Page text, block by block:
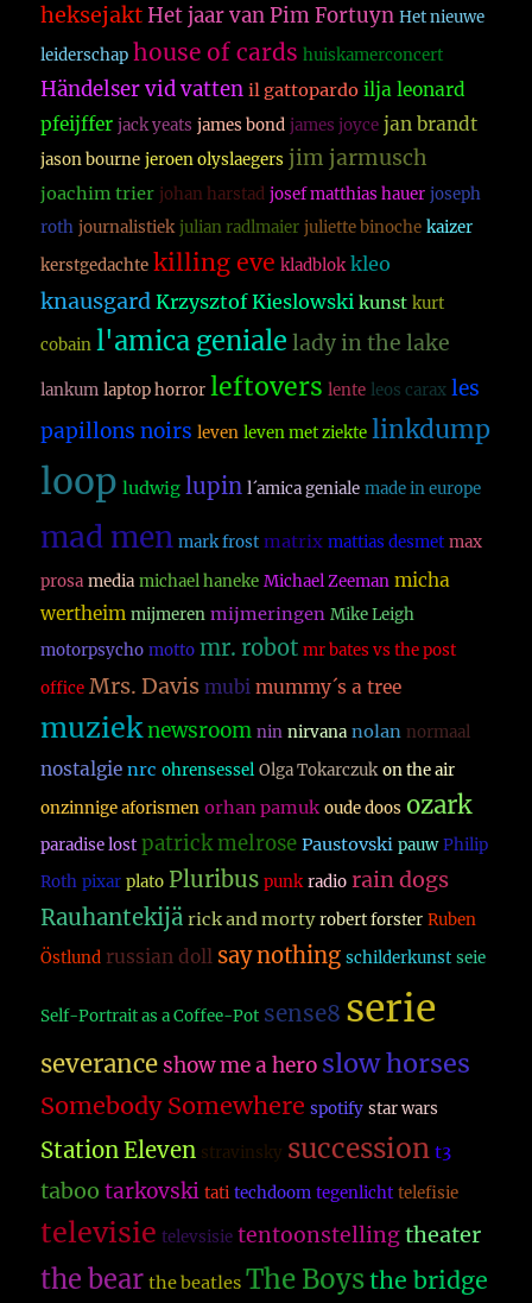
heksejakt Het jaar van Pim Fortuyn Het nieuwe
leiderschap house of cards huiskamerconcert
Händelser vid vatten il gattopardo ilja leonard
pfeijffer jack yeats james bond james joyce jan brandt
jason bourne jeroen olyslaegers jim jarmusch
joachim trier johan harstad josef matthias hauer joseph
roth journalistiek julian radlmaier juliette binoche kaizer
kerstgedachte killing eve kladblok kleo
knausgard Krzysztof Kieslowski kunst kurt
cobain l'amica geniale lady in the lake
lankum laptop horror leftovers lente leos carax les
papillons noirs leven leven met ziekte linkdump
loop ludwig lupin l´amica geniale made in europe
mad men mark frost matrix mattias desmet max
prosa media michael haneke Michael Zeeman micha
wertheim mijmeren mijmeringen Mike Leigh
motorpsycho motto mr. robot mr bates vs the post
office Mrs. Davis mubi mummy´s a tree
muzieknewsroom nin nirvana nolan normaal
nostalgie nrc ohrensessel Olga Tokarczuk on the air
onzinnige aforismen orhan pamuk oude doos ozark
paradise lost patrick melrose Paustovski pauw Philip
Roth pixar plato Pluribus punk radio rain dogs
Rauhantekijä rick and morty robert forster Ruben
Östlund russian doll say nothing schilderkunst seie
Self-Portrait as a Coffee-Pot sense8 serie
severance show me a hero slow horses
Somebody Somewhere spotify star wars
Station Eleven stravinsky succession t3
taboo tarkovski tati techdoom tegenlicht telefisie
televisie televsisie tentoonstelling theater
the bear the beatles The Boysthe bridge